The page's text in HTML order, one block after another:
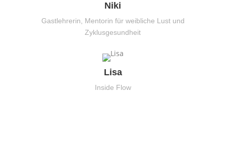
Niki
Gastlehrerin, Mentorin für weibliche Lust und
Zyklusgesundheit
Lisa
Inside Flow